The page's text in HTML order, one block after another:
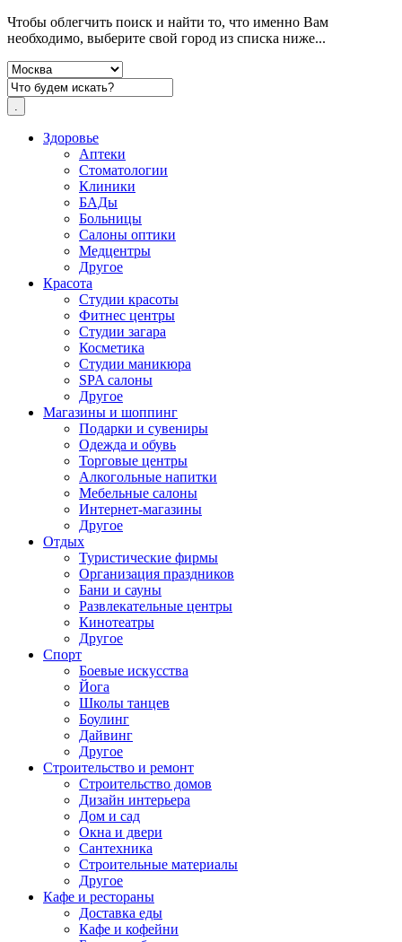
Чтобы облегчить поиск и найти то, что именно Вам
необходимо, выберите свой город из списка ниже...
Здоровье
Аптеки
Стоматологии
Клиники
БАДы
Больницы
Салоны оптики
Медцентры
Другое
Красота
Студии красоты
Фитнес центры
Студии загара
Косметика
Студии маникюра
SPA салоны
Другое
Магазины и шоппинг
Подарки и сувениры
Одежда и обувь
Торговые центры
Алкогольные напитки
Мебельные салоны
Интернет-магазины
Другое
Отдых
Туристические фирмы
Организация праздников
Бани и сауны
Развлекательные центры
Кинотеатры
Другое
Спорт
Боевые искусства
Йога
Школы танцев
Боулинг
Дайвинг
Другое
Строительство и ремонт
Строительство домов
Дизайн интерьера
Дом и сад
Окна и двери
Сантехника
Строительные материалы
Другое
Кафе и рестораны
Доставка еды
Кафе и кофейни